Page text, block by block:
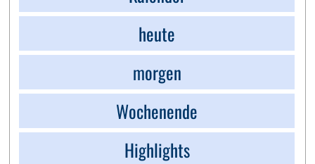
heute
morgen
Wochenende
Highlights